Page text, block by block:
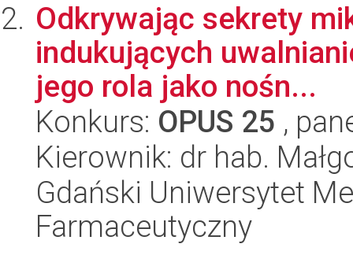
Odkrywając sekrety
indukujących
jego rola jako nośn...
Konkurs: OPUS 25 ,
Kierownik: dr hab.
Gdański Uniwersytet
Farmaceutyczny